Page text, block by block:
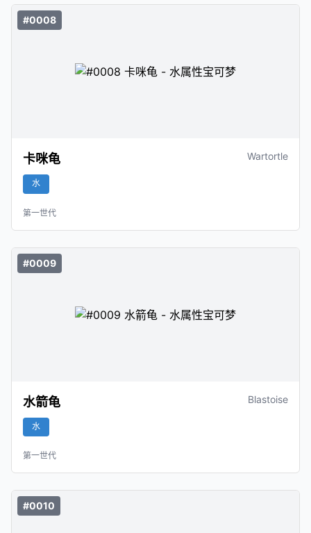
#0008
卡咪龟 Wartortle
水
第一世代
#0009
水箭龟 Blastoise
水
第一世代
#0010